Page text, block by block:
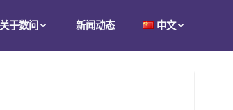
关于数问 新闻动态 中文